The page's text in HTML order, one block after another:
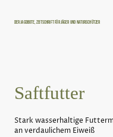
Der Jagdbote, Zeitschrift für Jäger und Naturschützer
Saftfutter
Stark wasserhaltige
an verdaulichem Eiweiß